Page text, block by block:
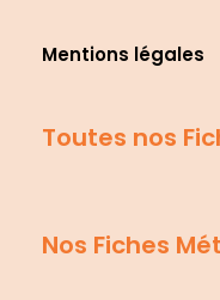
Mentions légales
Toutes nos
Nos Fiches